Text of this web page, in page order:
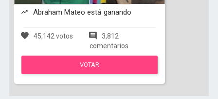
Abraham Mateo está ganando
45,142 votos
3,812
comentarios
VOTAR